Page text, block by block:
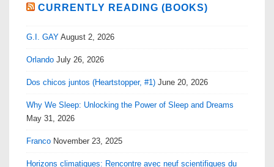
CURRENTLY READING (BOOKS)
G.I. GAY August 2, 2026
Orlando July 26, 2026
Dos chicos juntos (Heartstopper, #1) June 20, 2026
Why We Sleep: Unlocking the Power of Sleep and Dreams
May 31, 2026
Franco November 23, 2025
Horizons climatiques: Rencontre avec neuf scientifiques du